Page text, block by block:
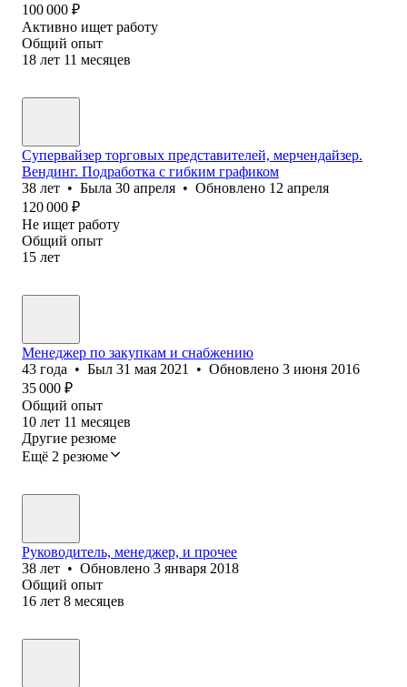
100 000 ₽
Активно ищет работу
Общий опыт
18 лет 11 месяцев
Супервайзер торговых представителей, мерчендайзер.
Вендинг. Подработка с гибким графиком
38 лет • Была 30 апреля • Обновлено 12 апреля
120 000 ₽
Не ищет работу
Общий опыт
15 лет
Менеджер по закупкам и снабжению
43 года • Был 31 мая 2021 • Обновлено 3 июня 2016
35 000 ₽
Общий опыт
10 лет 11 месяцев
Другие резюме
Ещё 2 резюме
Руководитель, менеджер, и прочее
38 лет • Обновлено 3 января 2018
Общий опыт
16 лет 8 месяцев